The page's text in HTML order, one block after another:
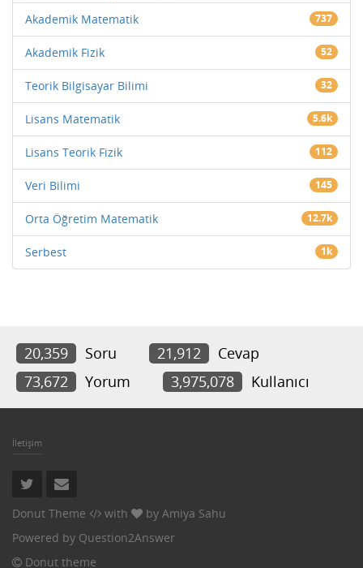
Akademik Matematik 737
Akademik Fizik 52
Teorik Bilgisayar Bilimi 32
Lisans Matematik 5.6k
Lisans Teorik Fizik 112
Veri Bilimi 145
Orta Öğretim Matematik 12.7k
Serbest 1k
20,359 Soru 21,912
Cevap
73,672
Yorum 3,975,078 Kullanıcı
İletişim
Donut Theme with by Amiya Sahu
Powered by Question2Answer
Donut theme